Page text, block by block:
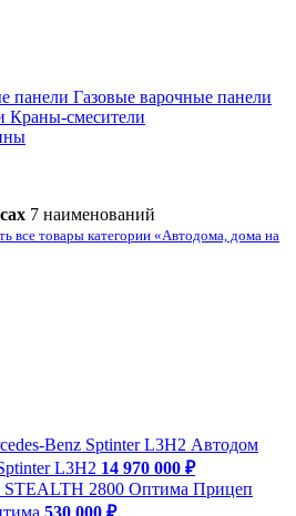
Газовые варочные панели
Краны-смесители
7 наименований
все товары категории «Автодома, дома на
Автодом
L3H2 14 970 000 ₽
Прицеп
530 000 ₽